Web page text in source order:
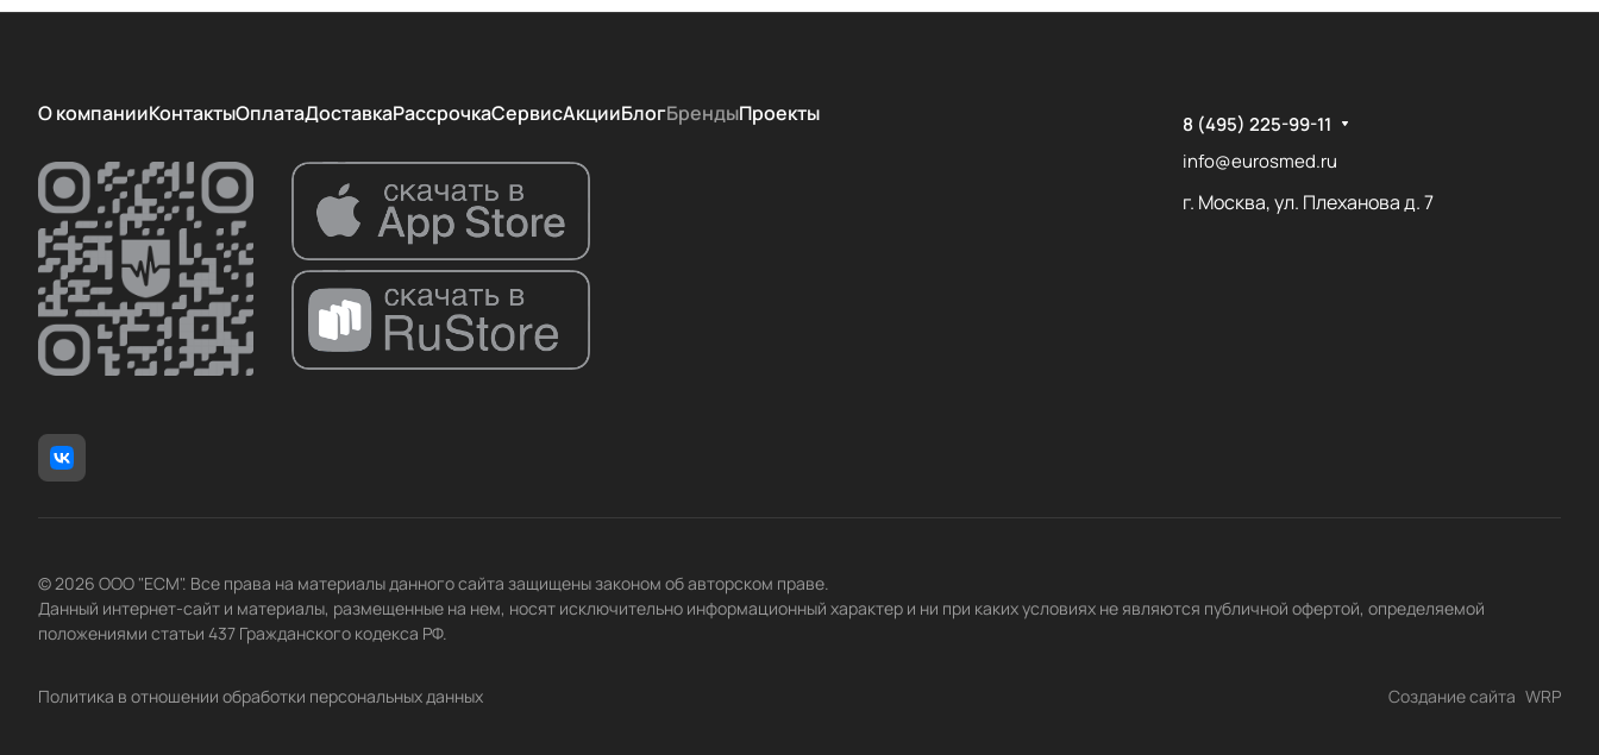
О компанииКонтактыОплатаДоставкаРассрочкаСервисАкцииБлогБрендыПроекты
8 (495) 225-99-11
info@eurosmed.ru
г. Москва, ул. Плеханова д. 7
© 2026 ООО "ЕСМ". Все права на материалы данного сайта защищены законом об авторском праве.
Данный интернет-сайт и материалы, размещенные на нем, носят исключительно информационный характер и ни при каких условиях не являются публичной офертой, определяемой
положениями статьи 437 Гражданского кодекса РФ.
Политика в отношении обработки персональных данных Создание сайта WRP